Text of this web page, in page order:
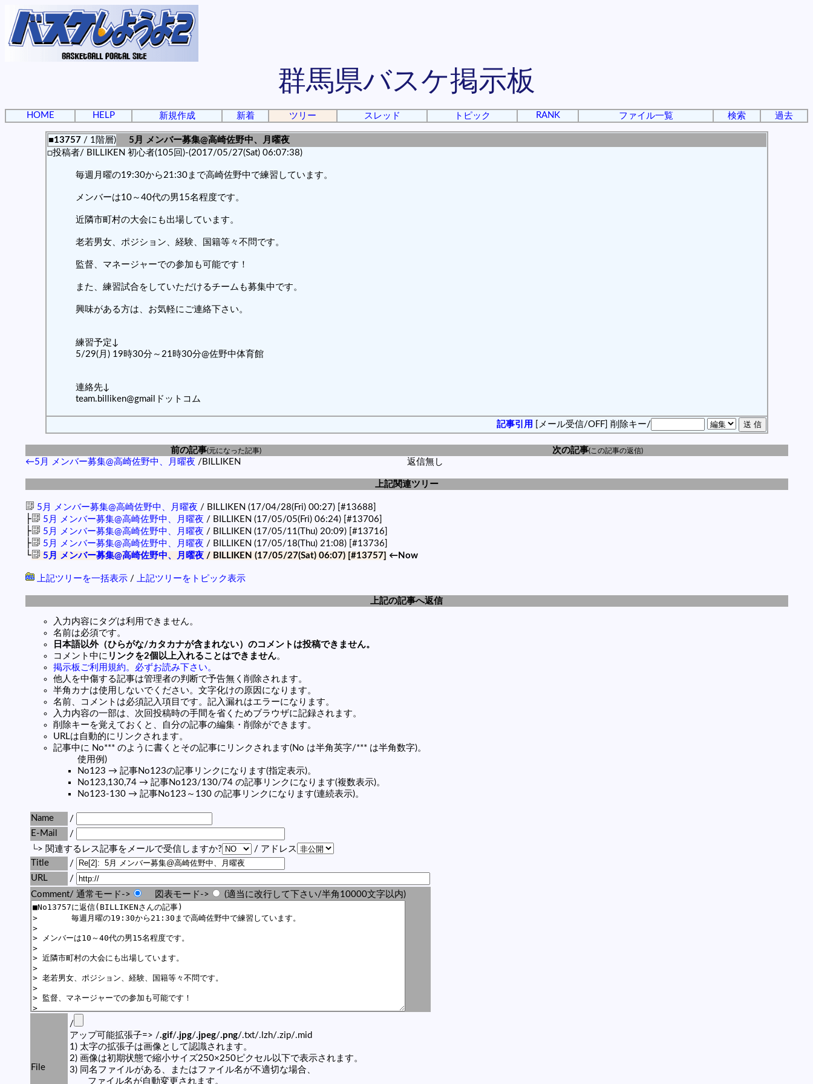
群馬県バスケ掲示板
HOME HELP 新規作成 新着 ツリー スレッド トピック RANK ファイル一覧 検索 過去
■13757 / 1階層)
5月 メンバー募集@高崎佐野中、月曜夜
□投稿者/ BILLIKEN 初心者(105回)-(2017/05/27(Sat) 06:07:38)
毎週月曜の19:30から21:30まで高崎佐野中で練習しています。
メンバーは10～40代の男15名程度です。
近隣市町村の大会にも出場しています。
老若男女、ポジション、経験、国籍等々不問です。
監督、マネージャーでの参加も可能です！
また、練習試合をしていただけるチームも募集中です。
興味がある方は、お気軽にご連絡下さい。
練習予定↓
5/29(月) 19時30分～21時30分@佐野中体育館
連絡先↓
team.billiken@gmailドットコム
記事引用 [メール受信/OFF] 削除キー/
前の記事(元になった記事) 次の記事(この記事の返信)
←5月 メンバー募集@高崎佐野中、月曜夜 /BILLIKEN 返信無し
上記関連ツリー
5月 メンバー募集@高崎佐野中、月曜夜 / BILLIKEN (17/04/28(Fri) 00:27) [#13688]
├ 5月 メンバー募集@高崎佐野中、月曜夜 / BILLIKEN (17/05/05(Fri) 06:24) [#13706]
├ 5月 メンバー募集@高崎佐野中、月曜夜 / BILLIKEN (17/05/11(Thu) 20:09) [#13716]
├ 5月 メンバー募集@高崎佐野中、月曜夜 / BILLIKEN (17/05/18(Thu) 21:08) [#13736]
└ 5月 メンバー募集@高崎佐野中、月曜夜 / BILLIKEN (17/05/27(Sat) 06:07) [#13757] ←Now
上記ツリーを一括表示/ 上記ツリーをトピック表示
上記の記事へ返信
入力内容にタグは利用できません。
名前は必須です。
日本語以外（ひらがな/カタカナが含まれない）のコメントは投稿できません。
コメント中に リンクを2個以上入れることはできません。
掲示板ご利用規約。必ずお読み下さい。
他人を中傷する記事は管理者の判断で予告無く削除されます。
半角カナは使用しないでください。文字化けの原因になります。
名前、コメントは必須記入項目です。記入漏れはエラーになります。
入力内容の一部は、次回投稿時の手間を省くためブラウザに記録されます。
削除キーを覚えておくと、自分の記事の編集・削除ができます。
URLは自動的にリンクされます。
記事中に No*** のように書くとその記事にリンクされます(No は半角英字/*** は半角数字)。
使用例)
No123 → 記事No123の記事リンクになります(指定表示)。
No123,130,74 → 記事No123/130/74 の記事リンクになります(複数表示)。
No123-130 → 記事No123～130 の記事リンクになります(連続表示)。
Name
/
E-Mail
/
└> 関連するレス記事をメールで受信しますか?
/ アドレス
Title
/
URL
/
Comment/ 通常モード->
図表モード-> (適当に改行して下さい/半角10000文字以内)
File
/
アップ可能拡張子=> /.gif/.jpg/.jpeg/.png/.txt/.lzh/.zip/.mid
1) 太字の拡張子は画像として認識されます。
2) 画像は初期状態で縮小サイズ250×250ピクセル以下で表示されます。
3) 同名ファイルがある、またはファイル名が不適切な場合、
ファイル名が自動変更されます。